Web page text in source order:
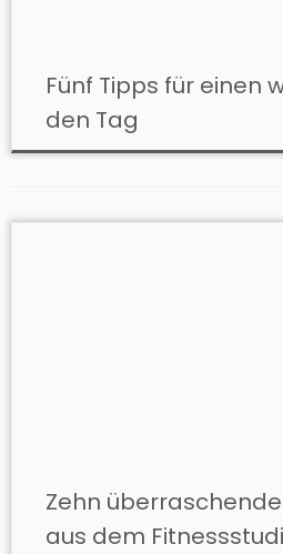
Fünf Tipps für einen
den Tag
Zehn
aus dem